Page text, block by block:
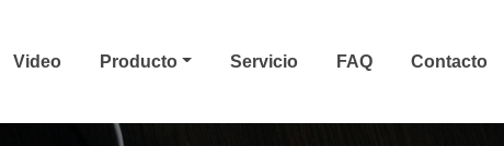
Video Producto Servicio FAQ Contacto